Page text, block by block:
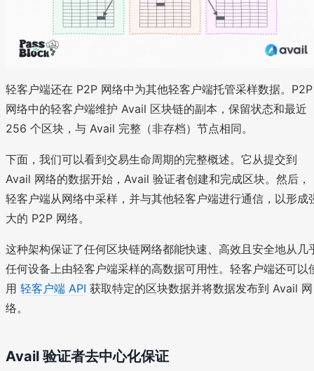
轻客户端还在 P2P 网络中为其他轻客户端托管采样数据。P2P
网络中的轻客户端维护 Avail 区块链的副本，保留状态和最近
256 个区块，与 Avail 完整（非存档）节点相同。
下面，我们可以看到交易生命周期的完整概述。它从提交到
Avail 网络的数据开始，Avail 验证者创建和完成区块。然后，
轻客户端从网络中采样，并与其他轻客户端进行通信，以形成
大的 P2P 网络。
这种架构保证了任何区块链网络都能快速、高效且安全地从几
任何设备上由轻客户端采样的高数据可用性。轻客户端还可以
用 轻客户端 API 获取特定的区块数据并将数据发布到 Avail 网
络。
Avail 验证者去中心化保证